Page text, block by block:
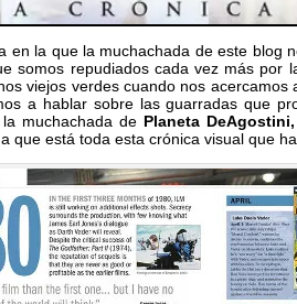
en la que la muchachada de este blog
somos repudiados cada vez más por
viejos verdes cuando nos
a hablar sobre las guarradas que
muchachada de Planeta DeAgostini,
que está toda esta crónica visual que